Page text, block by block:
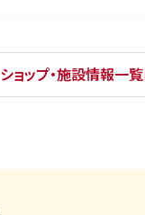
ショップ・施設情報一